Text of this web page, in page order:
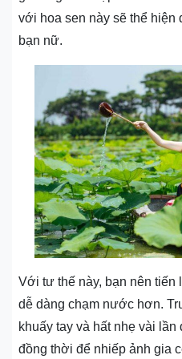
với hoa sen này sẽ thể
bạn nữ.
Với tư thế này, bạn nên tiến
dễ dàng chạm nước hơn.
khuấy tay và hất nhẹ vài
đồng thời để nhiếp ảnh gia